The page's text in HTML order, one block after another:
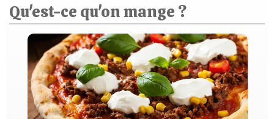
Qu'est-ce qu'on mange ?